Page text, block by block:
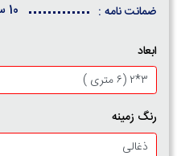
ضمانت نامه :
10 سال ضمانت کیفی / 30 روز بازگشت
ابعاد
رنگ زمینه